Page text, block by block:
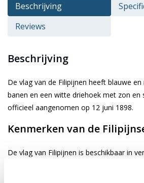
Beschrijving
Reviews
Beschrijving
De vlag van de Filipijnen heeft blauwe
banen en een witte driehoek met zon en
officieel aangenomen op 12 juni 1898.
Kenmerken van de
De vlag van Filipijnen is beschikbaar in
afmetingen. Je kiest de gewenste
De vlag is gemaakt van 3-draads